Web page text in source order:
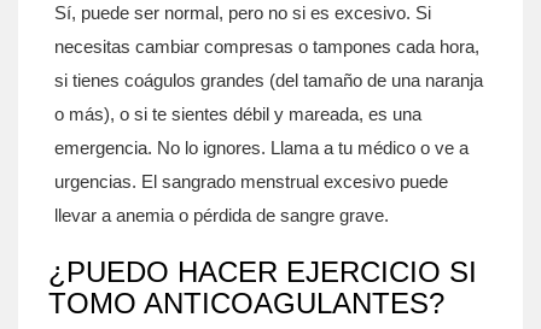
Sí, puede ser normal, pero no si es excesivo. Si
necesitas cambiar compresas o tampones cada hora,
si tienes coágulos grandes (del tamaño de una naranja
o más), o si te sientes débil y mareada, es una
emergencia. No lo ignores. Llama a tu médico o ve a
urgencias. El sangrado menstrual excesivo puede
llevar a anemia o pérdida de sangre grave.
¿PUEDO HACER EJERCICIO SI
TOMO ANTICOAGULANTES?